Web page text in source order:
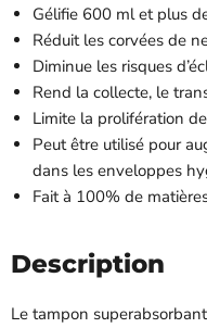
Gélifie 600 ml et plus
Réduit les corvées de
Diminue les risques
Rend la collecte, le
Limite la prolifération
Peut être utilisé pour
dans les enveloppes
Fait à 100% de
Description
Le tampon